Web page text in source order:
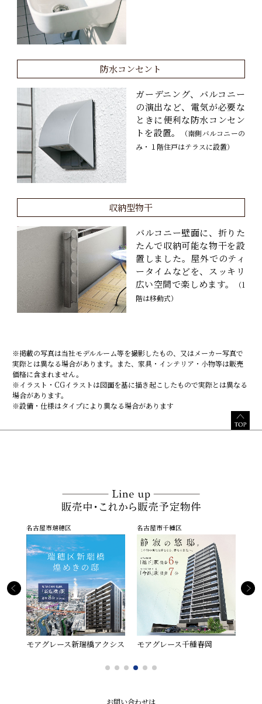
防水コンセント
ガーデニング、バルコニー
の演出など、電気が必要な
ときに便利な防水コンセン
トを設置。
（南側バルコニーの
み・１階住戸はテラスに設置）
収納型物干
バルコニー壁面に、折りた
たんで収納可能な物干を設
置しました。屋外でのティ
ータイムなどを、スッキリ
広い空間で楽しめます。
（1
階は移動式）
※掲載の写真は当社モデルルーム等を撮影したもの、又はメーカー写真で
実際とは異なる場合があります。また、家具・インテリア・小物等は販売
価格に含まれません。
※イラスト・CGイラストは図面を基に描き起こしたもので実際とは異なる
場合があります。
※設備・仕様はタイプにより異なる場合があります
名古屋市瑞穂区
モアグレース新瑞橋アクシス
名古屋市千種区
モアグレース千種春岡
お問い合わせは